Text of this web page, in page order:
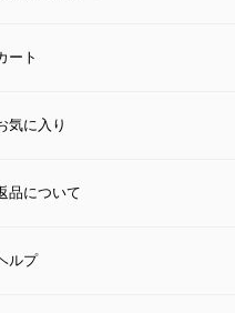
ート
気に入り
品について
ルプ